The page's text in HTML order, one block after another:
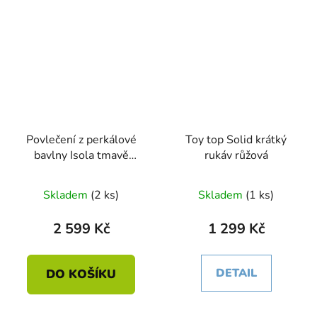
Povlečení z perkálové
bavlny Isola tmavě
Skladem (2 ks)
2 599 Kč
DO KOŠÍKU
Toy top Solid krátký
rukáv růžová
Skladem (1 ks)
1 299 Kč
DETAIL